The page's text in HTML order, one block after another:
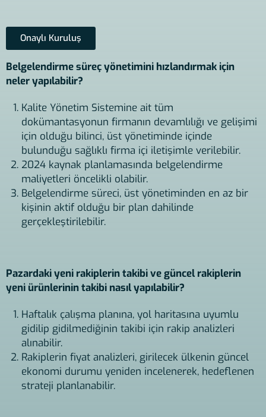
Onaylı Kuruluş
Belgelendirme süreç yönetimini hızlandırmak için
neler yapılabilir?
Kalite Yönetim Sistemine ait tüm
dokümantasyonun firmanın devamlılığı ve gelişimi
için olduğu bilinci, üst yönetiminde içinde
bulunduğu sağlıklı firma içi iletişimle verilebilir.
2024 kaynak planlamasında belgelendirme
maliyetleri öncelikli olabilir.
Belgelendirme süreci, üst yönetiminden en az bir
kişinin aktif olduğu bir plan dahilinde
gerçekleştirilebilir.
Pazardaki yeni rakiplerin takibi ve güncel rakiplerin
yeni ürünlerinin takibi nasıl yapılabilir?
Haftalık çalışma planına, yol haritasına uyumlu
gidilip gidilmediğinin takibi için rakip analizleri
alınabilir.
Rakiplerin fiyat analizleri, girilecek ülkenin güncel
ekonomi durumu yeniden incelenerek, hedeflenen
strateji planlanabilir.